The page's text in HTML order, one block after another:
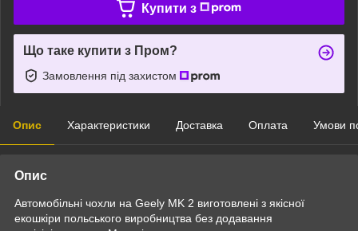
Купити з
Що таке купити з Пром?
Замовлення під захистом
Опис Характеристики Доставка Оплата Умови
Опис
Автомобільні чохли на Geely MK 2 виготовлені з якісної
екошкіри польського виробництва без додавання